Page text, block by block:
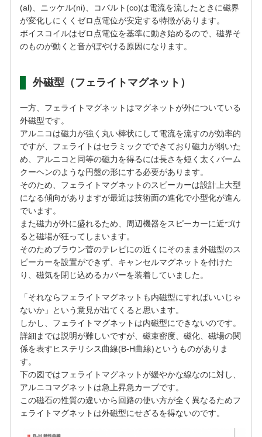
(al)、ニッケル(ni)、コバルト(co)は電流を流したときに磁界
が変化しにくくゼロ点電位が安定する特徴があります。
ボイスコイルはゼロ点電位を基準に動き始めるので、磁界そ
のものが動くと音がぼやける原因になります。
外磁型（フェライトマグネット）
一方、フェライトマグネットはマグネットが外についている
外磁型です。
アルニコは磁力が強く丸い棒状にして電流を流すのが効率的
ですが、フェライトはセラミックでできており磁力が弱いた
め、アルニコと同等の磁力を得るには長さを短く太くバーム
クーヘンのような円盤の形にする必要があります。
そのため、フェライトマグネットのスピーカーは設計上大型
になる傾向がありますが最近は技術面の進化で小型化が進ん
でいます。
また磁力が外に盛れるため、周辺機器をスピーカーに近づけ
ると磁場が狂ってしまいます。
そのためブラウン菅のテレビにの近くにそのまま外磁型のス
ピーカーを設置ができず、キャンセルマグネットを付けた
り、磁気を閉じ込めるカバーを装着していました。
「それならフェライトマグネットも内磁型にすればいいじゃ
ないか」という意見が出てくると思います。
しかし、フェライトマグネットは内磁型にできないのです。
詳細までは説明が難しいですが、磁束密度、磁化、磁場の関
係を表すヒステリシス曲線(B-H曲線)というものがありま
す。
下の図ではフェライトマグネットが緩やかな線なのに対し、
アルニコマグネットは急上昇急カーブです。
この磁石の性質の違いから回路の使い方が全く異なるためフ
ェライトマグネットは外磁型にせざるを得ないのです。